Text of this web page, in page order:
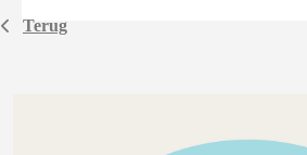
Terug